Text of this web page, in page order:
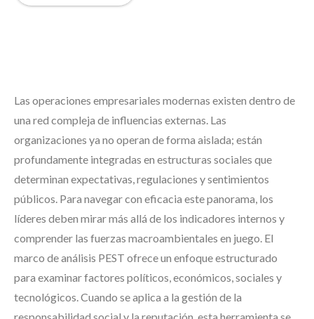
Las operaciones empresariales modernas existen dentro de
una red compleja de influencias externas. Las
organizaciones ya no operan de forma aislada; están
profundamente integradas en estructuras sociales que
determinan expectativas, regulaciones y sentimientos
públicos. Para navegar con eficacia este panorama, los
líderes deben mirar más allá de los indicadores internos y
comprender las fuerzas macroambientales en juego. El
marco de análisis PEST ofrece un enfoque estructurado
para examinar factores políticos, económicos, sociales y
tecnológicos. Cuando se aplica a la gestión de la